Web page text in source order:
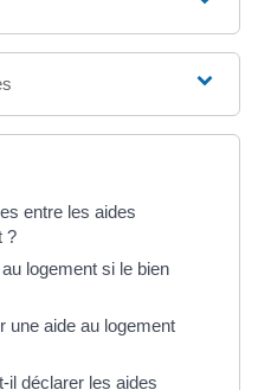
entre les aides
?
logement si le bien
une aide au logement
il déclarer les aides